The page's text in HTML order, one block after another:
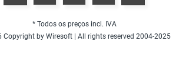
* Todos os preços incl. IVA
Copyright by Wiresoft | All rights reserved 2004-2025